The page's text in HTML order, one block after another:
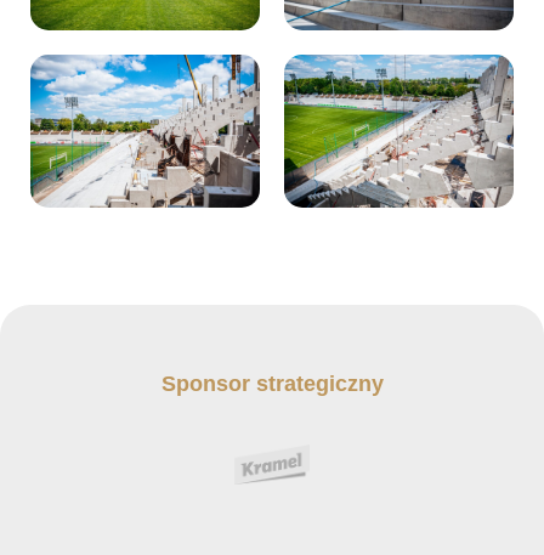
SKLEP KUP BILET
Sponsor strategiczny